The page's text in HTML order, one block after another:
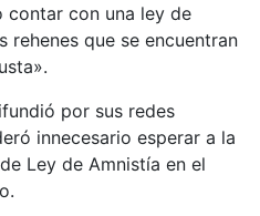
contar con una ley de
rehenes que se encuentran
por sus redes
innecesario esperar a la
Ley de Amnistía en el